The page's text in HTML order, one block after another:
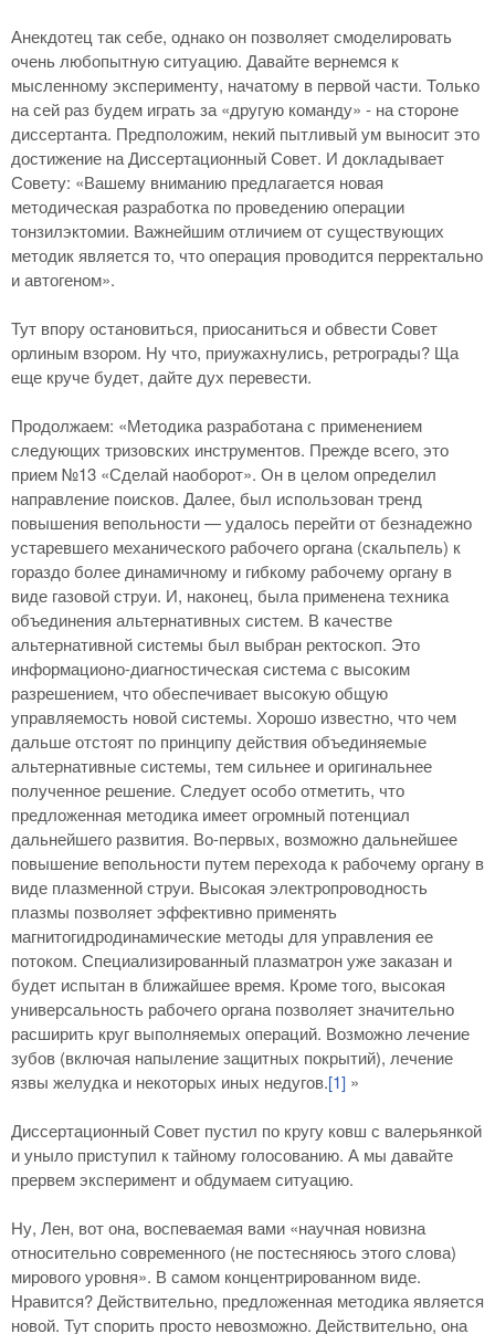
Анекдотец так себе, однако он позволяет смоделировать
очень любопытную ситуацию. Давайте вернемся к
мысленному эксперименту, начатому в первой части. Только
на сей раз будем играть за «другую команду» - на стороне
диссертанта. Предположим, некий пытливый ум выносит это
достижение на Диссертационный Совет. И докладывает
Совету: «Вашему вниманию предлагается новая
методическая разработка по проведению операции
тонзилэктомии. Важнейшим отличием от существующих
методик является то, что операция проводится перректально
и автогеном».
Тут впору остановиться, приосаниться и обвести Совет
орлиным взором. Ну что, приужахнулись, ретрограды? Ща
еще круче будет, дайте дух перевести.
Продолжаем: «Методика разработана с применением
следующих тризовских инструментов. Прежде всего, это
прием №13 «Сделай наоборот». Он в целом определил
направление поисков. Далее, был использован тренд
повышения вепольности — удалось перейти от безнадежно
устаревшего механического рабочего органа (скальпель) к
гораздо более динамичному и гибкому рабочему органу в
виде газовой струи. И, наконец, была применена техника
объединения альтернативных систем. В качестве
альтернативной системы был выбран ректоскоп. Это
информационо-диагностическая система с высоким
разрешением, что обеспечивает высокую общую
управляемость новой системы. Хорошо известно, что чем
дальше отстоят по принципу действия объединяемые
альтернативные системы, тем сильнее и оригинальнее
полученное решение. Следует особо отметить, что
предложенная методика имеет огромный потенциал
дальнейшего развития. Во-первых, возможно дальнейшее
повышение вепольности путем перехода к рабочему органу в
виде плазменной струи. Высокая электропроводность
плазмы позволяет эффективно применять
магнитогидродинамические методы для управления ее
потоком. Специализированный плазматрон уже заказан и
будет испытан в ближайшее время. Кроме того, высокая
универсальность рабочего органа позволяет значительно
расширить круг выполняемых операций. Возможно лечение
зубов (включая напыление защитных покрытий), лечение
язвы желудка и некоторых иных недугов.[1] »
Диссертационный Совет пустил по кругу ковш с валерьянкой
и уныло приступил к тайному голосованию. А мы давайте
прервем эксперимент и обдумаем ситуацию.
Ну, Лен, вот она, воспеваемая вами «научная новизна
относительно современного (не постесняюсь этого слова)
мирового уровня». В самом концентрированном виде.
Нравится? Действительно, предложенная методика является
новой. Тут спорить просто невозможно. Действительно, она